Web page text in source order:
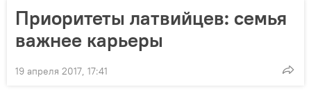
Приоритеты латвийцев: семья
важнее карьеры
19 апреля 2017, 17:41